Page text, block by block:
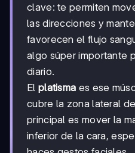
clave: te permiten
las direcciones y
favorecen el flujo
algo súper importante
diario.
El platisma es ese
cubre la zona lateral
principal es mover la
inferior de la cara,